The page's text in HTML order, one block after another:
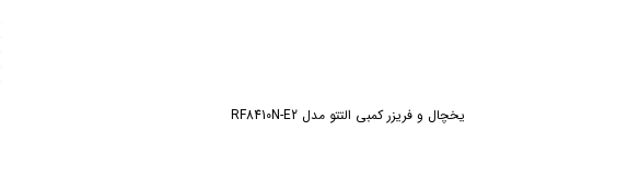
یخچال و فریزر کمبی التتو مدل RF8410N-E2